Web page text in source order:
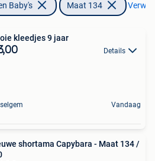
Baby's Maat 134
kleedjes 9 jaar
Details
Vandaag
shortama Capybara - Maat 134 /